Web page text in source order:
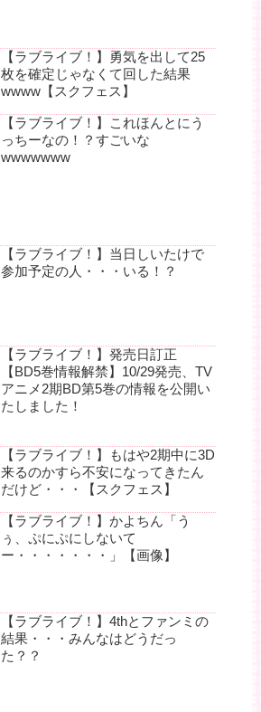
【ラブライブ！】勇気を出して25
枚を確定じゃなくて回した結果
wwww【スクフェス】
【ラブライブ！】これほんとにう
っちーなの！？すごいな
wwwwwww
【ラブライブ！】当日しいたけで
参加予定の人・・・いる！？
【ラブライブ！】発売日訂正
【BD5巻情報解禁】10/29発売、TV
アニメ2期BD第5巻の情報を公開い
たしました！
【ラブライブ！】もはや2期中に3D
来るのかすら不安になってきたん
だけど・・・【スクフェス】
【ラブライブ！】かよちん「う
ぅ、ぷにぷにしないて
ー・・・・・・・」【画像】
【ラブライブ！】4thとファンミの
結果・・・みんなはどうだっ
た？？